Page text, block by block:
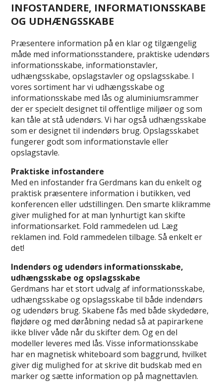
INFOSTANDERE, INFORMATIONSSKABE
OG UDHÆNGSSKABE
Præsentere information på en klar og tilgængelig
måde med informationsstandere, praktiske udendørs
informationsskabe, informationstavler,
udhængsskabe, opslagstavler og opslagsskabe. I
vores sortiment har vi udhængsskabe og
informationsskabe med lås og aluminiumsrammer
der er specielt designet til offentlige miljøer og som
kan tåle at stå udendørs. Vi har også udhængsskabe
som er designet til indendørs brug. Opslagsskabet
fungerer godt som informationstavle eller
opslagstavle.
Praktiske infostandere
Med en infostander fra Gerdmans kan du enkelt og
praktisk præsentere information i butikken, ved
konferencen eller udstillingen. Den smarte klikramme
giver mulighed for at man lynhurtigt kan skifte
informationsarket. Fold rammedelen ud. Læg
reklamen ind. Fold rammedelen tilbage. Så enkelt er
det!
Indendørs og udendørs informationsskabe,
udhængsskabe og opslagsskabe
Gerdmans har et stort udvalg af informationsskabe,
udhængsskabe og opslagsskabe til både indendørs
og udendørs brug. Skabene fås med både skydedøre,
fløjdøre og med døråbning nedad så at papirarkene
ikke bliver våde når du skifter dem. Og en del
modeller leveres med lås. Visse informationsskabe
har en magnetisk whiteboard som baggrund, hvilket
giver dig mulighed for at skrive dit budskab med en
marker og sætte information op på magnettavlen.